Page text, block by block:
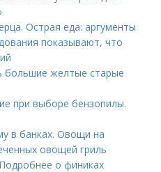
Острая еда: аргументы
показывают, что
большие желтые старые
при выборе бензопилы.
в банках. Овощи на
овощей гриль
о финиках